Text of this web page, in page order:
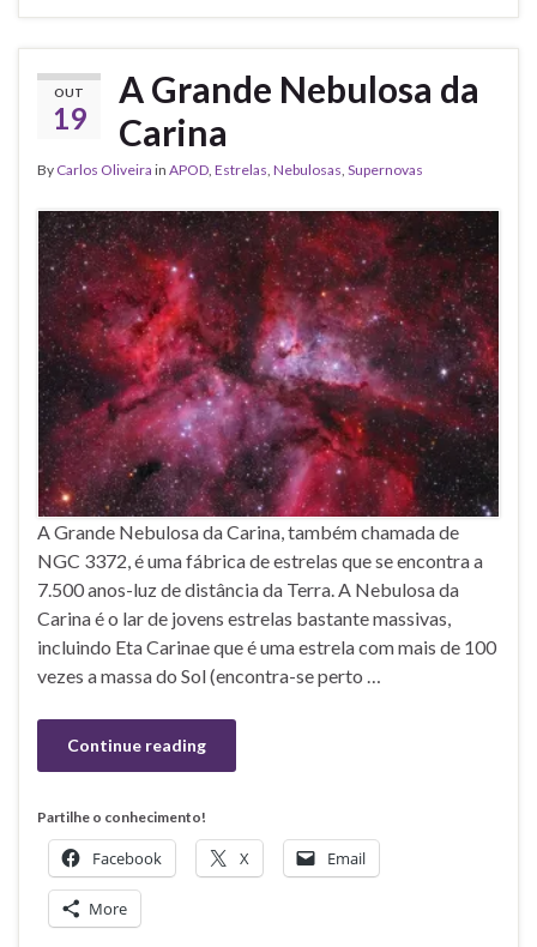
OUT
19
A Grande Nebulosa da
Carina
By Carlos Oliveira in APOD Estrelas Nebulosas Supernovas
A Grande Nebulosa da Carina, também chamada de
NGC 3372, é uma fábrica de estrelas que se encontra a
7.500 anos-luz de distância da Terra. A Nebulosa da
Carina é o lar de jovens estrelas bastante massivas,
incluindo Eta Carinae que é uma estrela com mais de 100
vezes a massa do Sol (encontra-se perto …
Continue reading
Partilhe o conhecimento!
Facebook X Email
More